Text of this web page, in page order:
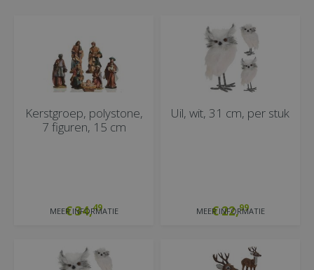
Kerstgroep, polystone,
7 figuren, 15 cm
€34,49
MEER INFORMATIE
Uil, wit, 31 cm, per stuk
€22,99
MEER INFORMATIE